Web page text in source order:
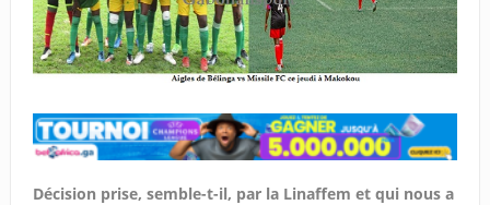
Décision prise, semble-t-il, par la Linaffem et qui nous a